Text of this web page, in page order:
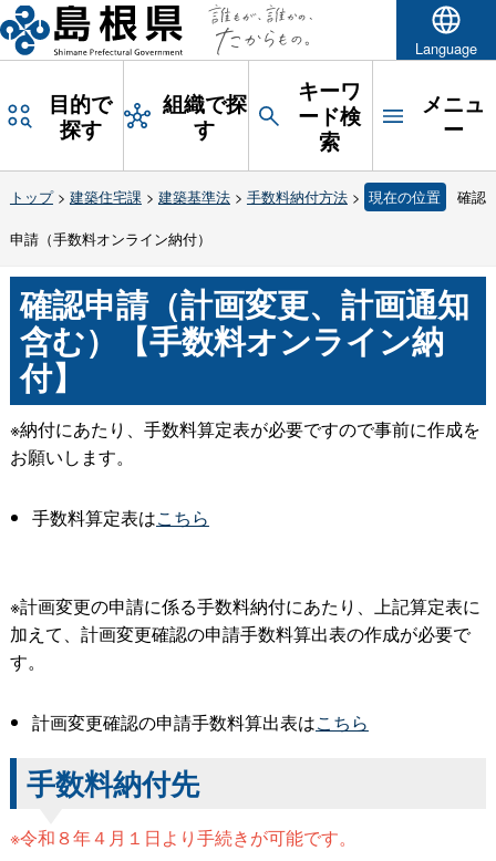
Language
目的で
探す
組織で探
す
キーワ
ード検
索
メニュ
ー
トップ> 建築住宅課> 建築基準法> 手数料納付方法> 現在の位置
確認
申請（手数料オンライン納付）
確認申請（計画変更、計画通知
含む）【手数料オンライン納
付】
※納付にあたり、手数料算定表が必要ですので事前に作成を
お願いします。
手数料算定表はこちら
※計画変更の申請に係る手数料納付にあたり、上記算定表に
加えて、計画変更確認の申請手数料算出表の作成が必要で
す。
計画変更確認の申請手数料算出表はこちら
手数料納付先
※令和８年４月１日より手続きが可能です。